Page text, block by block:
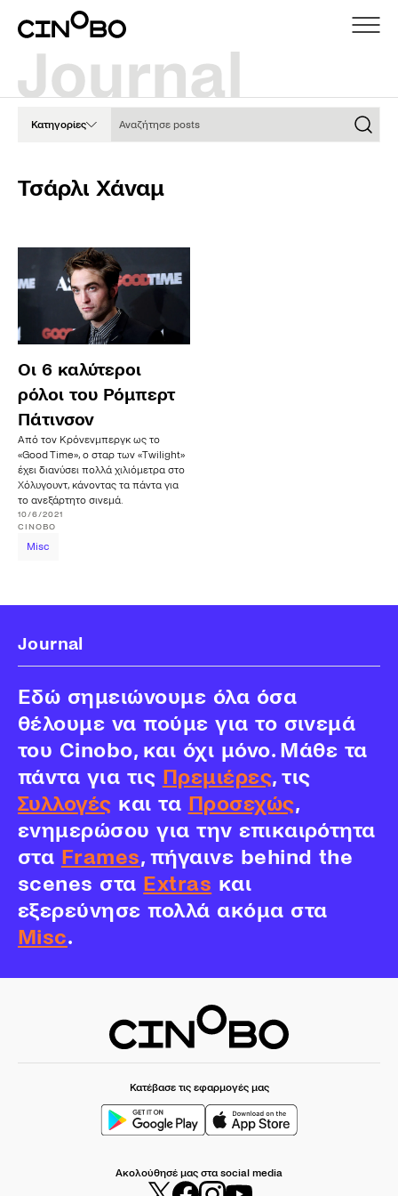
Κατηγορίες
Τσάρλι Χάναμ
Οι 6 καλύτεροι
ρόλοι του Ρόμπερτ
Πάτινσον
Από τον Κρόνενμπεργκ ως το
«Good Time», ο σταρ των «Twilight»
έχει διανύσει πολλά χιλιόμετρα στο
Χόλυγουντ, κάνοντας τα πάντα για
το ανεξάρτητο σινεμά.
10/6/2021
CINOBO
Misc
Journal
Εδώ σημειώνουμε όλα όσα
θέλουμε να πούμε για το σινεμά
του Cinobo, και όχι μόνο. Μάθε τα
πάντα για τις Πρεμιέρες, τις
Συλλογές και τα Προσεχώς,
ενημερώσου για την επικαιρότητα
στα Frames, πήγαινε behind the
scenes στα Extras και
εξερεύνησε πολλά ακόμα στα
Misc.
Κατέβασε τις εφαρμογές μας
Ακολούθησέ μας στα social media